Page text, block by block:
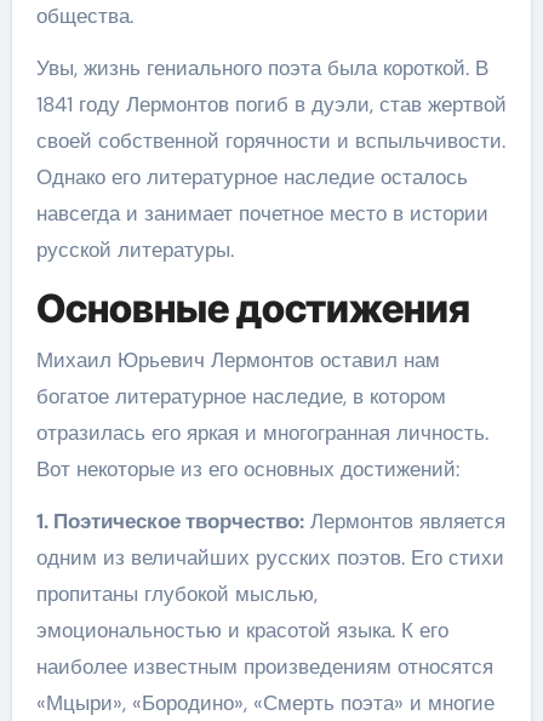
общества.
Увы, жизнь гениального поэта была короткой. В
1841 году Лермонтов погиб в дуэли, став жертвой
своей собственной горячности и вспыльчивости.
Однако его литературное наследие осталось
навсегда и занимает почетное место в истории
русской литературы.
Основные достижения
Михаил Юрьевич Лермонтов оставил нам
богатое литературное наследие, в котором
отразилась его яркая и многогранная личность.
Вот некоторые из его основных достижений:
1. Поэтическое творчество:Лермонтов является
одним из величайших русских поэтов. Его стихи
пропитаны глубокой мыслью,
эмоциональностью и красотой языка. К его
наиболее известным произведениям относятся
«Мцыри», «Бородино», «Смерть поэта» и многие